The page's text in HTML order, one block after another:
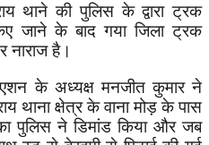
थाने की पुलिस के द्वारा ट्रक
जाने के बाद गया जिला ट्रक
है।
के अध्यक्ष मनजीत कुमार ने
थाना क्षेत्र के वाना मोड़ के पास
पुलिस ने डिमांड किया और जब